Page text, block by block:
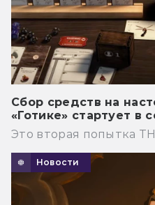
Сбор средств на
«Готике» стартует в
Это вторая попытка
Новости